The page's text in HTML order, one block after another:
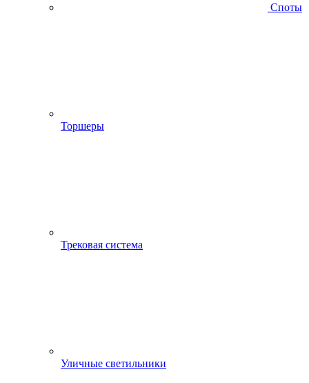
Споты
Торшеры
Трековая система
Уличные светильники